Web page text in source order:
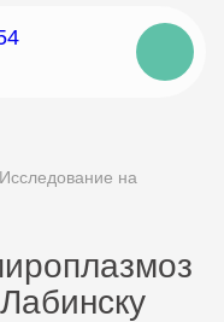
Исследование на